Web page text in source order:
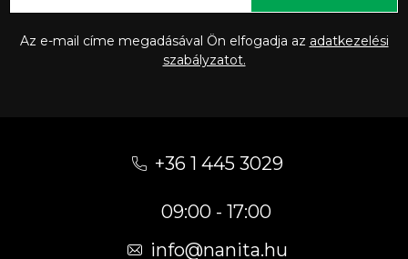
Az e-mail címe megadásával Ön elfogadja az adatkezelési
szabályzatot.
+36 1 445 3029
09:00 - 17:00
info@nanita.hu